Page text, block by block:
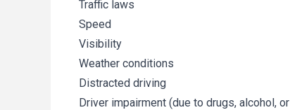
Traffic laws
Speed
Visibility
Weather conditions
Distracted driving
Driver impairment (due to drugs, alcohol,